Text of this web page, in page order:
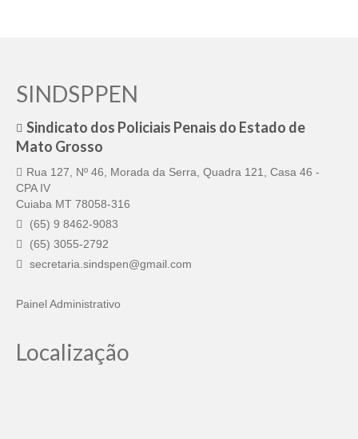
SINDSPPEN
Sindicato dos Policiais Penais do Estado de
Mato Grosso
Rua 127, Nº 46, Morada da Serra, Quadra 121, Casa 46 -
CPA IV
Cuiaba MT 78058-316
(65) 9 8462-9083
(65) 3055-2792
secretaria.sindspen@gmail.com
Painel Administrativo
Localização